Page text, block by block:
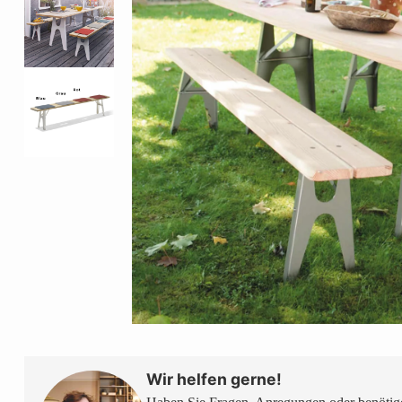
Wir helfen gerne!